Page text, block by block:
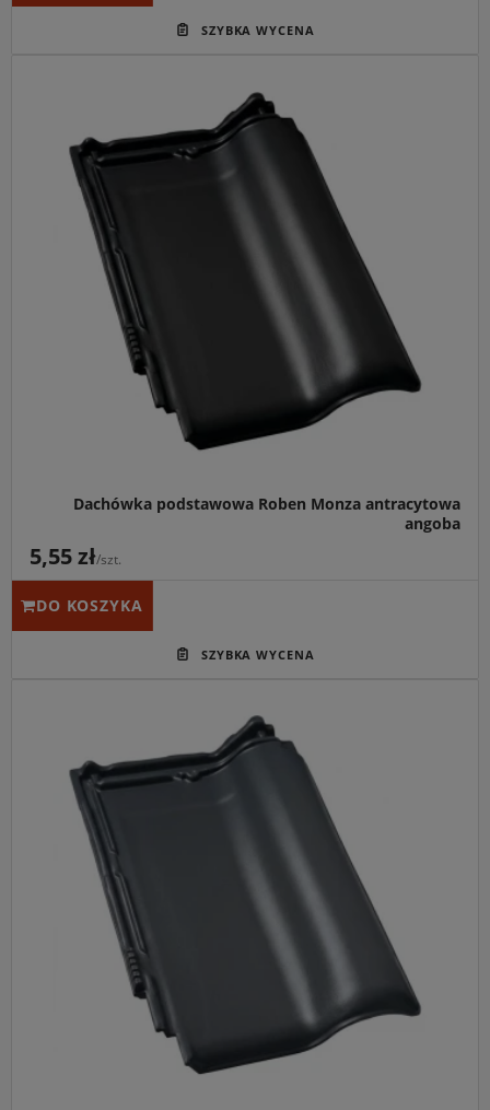
Główne przeznaczenie:
Nowoczesne i wysoce szczelne
pokrycie dachów spadzistych o minimalistycznym
charakterze.
Idealny do:
Współczesnych projektów domów typu
"nowoczesna stodoła", budynków o prostej bryle oraz
dachów o dużych powierzchniach.
Kluczowa cecha:
Model Monza (dawniej Monza Plus) w
najpopularniejszym kolorze antracytowym, oferujący
niskie zużycie (od 9,4 szt./m²) i szybki postęp prac
dekarskich.
Dachówka podstawowa Roben Monza antracytowa
angoba
5,55 zł/szt.
DO KOSZYKA
Główne przeznaczenie:
Krycie połaci dachowych o
nachyleniu od 22° (z dodatkowym zabezpieczeniem od
10°).
Idealny do:
Dachów o dużej powierzchni, budownictwa
nowoczesnego oraz renowacji (dawniej znana jako Monza
Kluczowa cecha:
Większy format (ok. 9,4-9,9 szt./m²)
zapewniający szybki montaż i oszczędność na więźbie.